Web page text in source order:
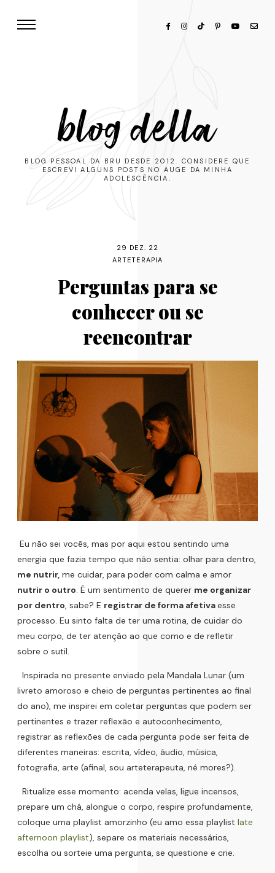
blog della
BLOG PESSOAL DA BRU DESDE 2012. CONSIDERE QUE
ESCREVI ALGUNS POSTS NO AUGE DA MINHA
ADOLESCÊNCIA.
29 DEZ. 22
ARTETERAPIA
Perguntas para se
conhecer ou se
reencontrar
Eu não sei vocês, mas por aqui estou sentindo uma
energia que fazia tempo que não sentia: olhar para dentro,
me nutrir, me cuidar, para poder com calma e amor
nutrir o outro. É um sentimento de querer me organizar
por dentro, sabe? E registrar de forma afetivaesse
processo. Eu sinto falta de ter uma rotina, de cuidar do
meu corpo, de ter atenção ao que como e de refletir
sobre o sutil.
Inspirada no presente enviado pela Mandala Lunar (um
livreto amoroso e cheio de perguntas pertinentes ao final
do ano), me inspirei em coletar perguntas que podem ser
pertinentes e trazer reflexão e autoconhecimento,
registrar as reflexões de cada pergunta pode ser feita de
diferentes maneiras: escrita, vídeo, áudio, música,
fotografia, arte (afinal, sou arteterapeuta, né mores?).
Ritualize esse momento: acenda velas, ligue incensos,
prepare um chá, alongue o corpo, respire profundamente,
coloque uma playlist amorzinho (eu amo essa playlist late
afternoon playlist), separe os materiais necessários,
escolha ou sorteie uma pergunta, se questione e crie.